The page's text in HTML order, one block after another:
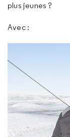
plus jeunes ?
Avec :